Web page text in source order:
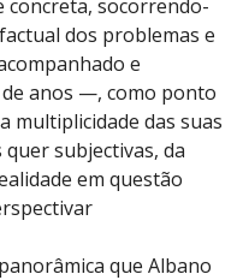
concreta, socorrendo-
dos problemas e
e
anos —, como ponto
multiplicidade das suas
subjectivas, da
em questão
que Albano